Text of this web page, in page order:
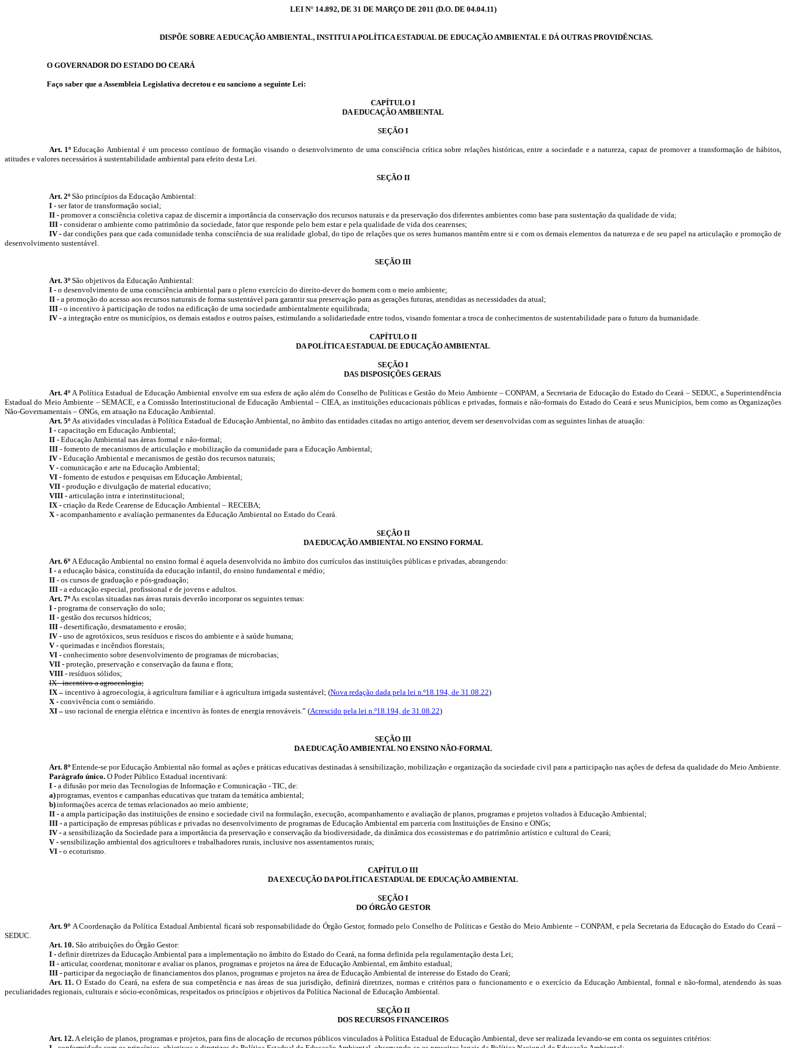
LEI N° 14.892, DE 31 DE MARÇO DE 2011 (D.O.DE 04.04.11)
DISPÕE SOBRE A EDUCAÇÃO AMBIENTAL, INSTITUI A POLÍTICA ESTADUAL DE EDUCAÇÃO AMBIENTAL E DÁ OUTRAS PROVIDÊNCIAS.
O GOVERNADOR DO ESTADO DO CEARÁ
Faço saber que aAssembleia Legislativa decretou e eu sanciono a seguinte Lei:
CAPÍTULO I
DA EDUCAÇÃO AMBIENTAL
SEÇÃO I
Art. 1ºEducação Ambiental é um processo contínuo de formação visando o desenvolvimento de uma consciência crítica sobre relações históricas, entre a sociedade e a natureza, capaz de promover a transformação de hábitos,
atitudes e valores necessários à sustentabilidade ambiental para efeito desta Lei.
SEÇÃO II
Art. 2º São princípios da Educação Ambiental:
I -ser fator de transformação social;
II -promover a consciência coletiva capaz de discernir a importância da conservação dos recursos naturais e da preservação dos diferentes ambientes como base para sustentação da qualidade de vida;
III -considerar o ambiente como patrimônio da sociedade, fator que responde pelo bem estar e pela qualidade de vida dos cearenses;
IV -dar condições para que cada comunidade tenha consciência de sua realidade global, do tipo de relações que os seres humanos mantêm entre si e com os demais elementos da natureza e de seu papel na articulação e promoção de
desenvolvimento sustentável.
SEÇÃO III
Art. 3º São objetivos da Educação Ambiental:
I -o desenvolvimento de uma consciência ambiental para o pleno exercício do direito-dever do homem com o meio ambiente;
II -a promoção do acesso aos recursos naturais de forma sustentável para garantir sua preservação para as gerações futuras, atendidas as necessidades da atual;
III -o incentivo à participação de todos na edificação de uma sociedade ambientalmente equilibrada;
IV -a integração entre os municípios, os demais estados e outros países, estimulando a solidariedade entre todos, visando fomentar a troca de conhecimentos de sustentabilidade para o futuro da humanidade.
CAPÍTULO II
DA POLÍTICA ESTADUAL DE EDUCAÇÃO AMBIENTAL
SEÇÃO I
DAS DISPOSIÇÕES GERAIS
Art. 4ºA Política Estadual de Educação Ambiental envolve em sua esfera de ação além do Conselho de Políticas e Gestão do Meio Ambiente – CONPAM, a Secretaria de Educação do Estado do Ceará – SEDUC, a Superintendência
Estadual do Meio Ambiente – SEMACE, e a Comissão Interinstitucional de Educação Ambiental – CIEA, as instituições educacionais públicas e privadas, formais e não-formais do Estado do Ceará e seus Municípios, bem como as Organizações
Não-Governamentais – ONGs, em atuação na Educação Ambiental.
Art. 5º As atividades vinculadas à Política Estadual de Educação Ambiental, no âmbito das entidades citadas no artigo anterior, devem ser desenvolvidas com as seguintes linhas de atuação:
I - capacitação em Educação Ambiental;
II - Educação Ambiental nas áreas formal e não-formal;
III -fomento de mecanismos de articulação e mobilização da comunidade para a Educação Ambiental;
IV -Educação Ambiental e mecanismos de gestão dos recursos naturais;
V -comunicação e arte na Educação Ambiental;
VI - fomento de estudos e pesquisas em Educação Ambiental;
VII -produção e divulgação de material educativo;
VIII - articulação intra e interinstitucional;
IX -criação da Rede Cearense de Educação Ambiental – RECEBA;
X -acompanhamento e avaliação permanentes da Educação Ambiental no Estado do Ceará.
SEÇÃO II
DA EDUCAÇÃO AMBIENTAL NO ENSINO FORMAL
Art. 6º A Educação Ambiental no ensino formal é aquela desenvolvida no âmbito dos currículos das instituições públicas e privadas, abrangendo:
I - a educação básica, constituída da educação infantil, do ensino fundamental e médio;
II - os cursos de graduação e pós-graduação;
III -a educação especial, profissional e de jovens e adultos.
Art. 7ºAs escolas situadas nas áreas rurais deverão incorporar os seguintes temas:
I -programa de conservação do solo;
II -gestão dos recursos hídricos;
III -desertificação, desmatamento e erosão;
IV -uso de agrotóxicos, seus resíduos e riscos do ambiente e à saúde humana;
V - queimadas e incêndios florestais;
VI -conhecimento sobre desenvolvimento de programas de microbacias;
VII -proteção, preservação e conservação da fauna e flora;
VIII - resíduos sólidos;
IX -incentivo aagroecologia;
IX –incentivo à agroecologia, à agricultura familiar e à agricultura irrigada sustentável; (Nova redação dada pela lei n.º18.194, de 31.08.22)
X -convivência com o semiárido.
XI –uso racional de energia elétrica e incentivo às fontes de energia renováveis.” (Acrescido pela lei n.º18.194, de 31.08.22)
SEÇÃO III
DA EDUCAÇÃO AMBIENTAL NO ENSINO NÃO-FORMAL
Art. 8ºEntende-se por Educação Ambiental não formal as ações e práticas educativas destinadas à sensibilização, mobilização e organização da sociedade civil para a participação nas ações de defesa da qualidade do Meio Ambiente.
Parágrafo único.O Poder Público Estadual incentivará:
I - a difusão por meio das Tecnologias de Informação e Comunicação - TIC, de:
a)programas, eventos e campanhas educativas que tratam da temática ambiental;
b)informações acerca de temas relacionados ao meio ambiente;
II - a ampla participação das instituições de ensino e sociedade civil na formulação, execução, acompanhamento e avaliação de planos, programas e projetos voltados à Educação Ambiental;
III -a participação de empresas públicas e privadas no desenvolvimento de programas de Educação Ambiental em parceria com Instituições de Ensino e ONGs;
IV -a sensibilização da Sociedade para a importância da preservação e conservação da biodiversidade, da dinâmica dos ecossistemas e do patrimônio artístico e cultural do Ceará;
V - sensibilização ambiental dos agricultores e trabalhadores rurais, inclusive nos assentamentos rurais;
VI -o ecoturismo.
CAPÍTULO III
DA EXECUÇÃO DA POLÍTICA ESTADUAL DE EDUCAÇÃO AMBIENTAL
SEÇÃO I
DO ÓRGÃO GESTOR
Art. 9º A Coordenação da Política Estadual Ambiental ficará sob responsabilidade do Órgão Gestor, formado pelo Conselho de Políticas e Gestão do Meio Ambiente – CONPAM, e pela Secretaria da Educação do Estado do Ceará –
SEDUC.
Art. 10.São atribuições do Órgão Gestor:
I - definir diretrizes da Educação Ambiental para a implementação no âmbito do Estado do Ceará, na forma definida pela regulamentação desta Lei;
II -articular, coordenar, monitorar e avaliar os planos, programas e projetos na área de Educação Ambiental, em âmbito estadual;
III -participar da negociação de financiamentos dos planos, programas e projetos na área de Educação Ambiental de interesse do Estado do Ceará;
Art. 11. O Estado do Ceará, na esfera de sua competência e nas áreas de sua jurisdição, definirá diretrizes, normas e critérios para o funcionamento e o exercício da Educação Ambiental, formal e não-formal, atendendo àssuas
peculiaridades regionais, culturais e sócio-econômicas, respeitados os princípios e objetivos da Política Nacional de Educação Ambiental.
SEÇÃO II
DOS RECURSOS FINANCEIROS
Art. 12.A eleição de planos, programas e projetos, para fins de alocação de recursos públicos vinculados à Política Estadual de Educação Ambiental, deve ser realizada levando-se em conta os seguintes critérios: